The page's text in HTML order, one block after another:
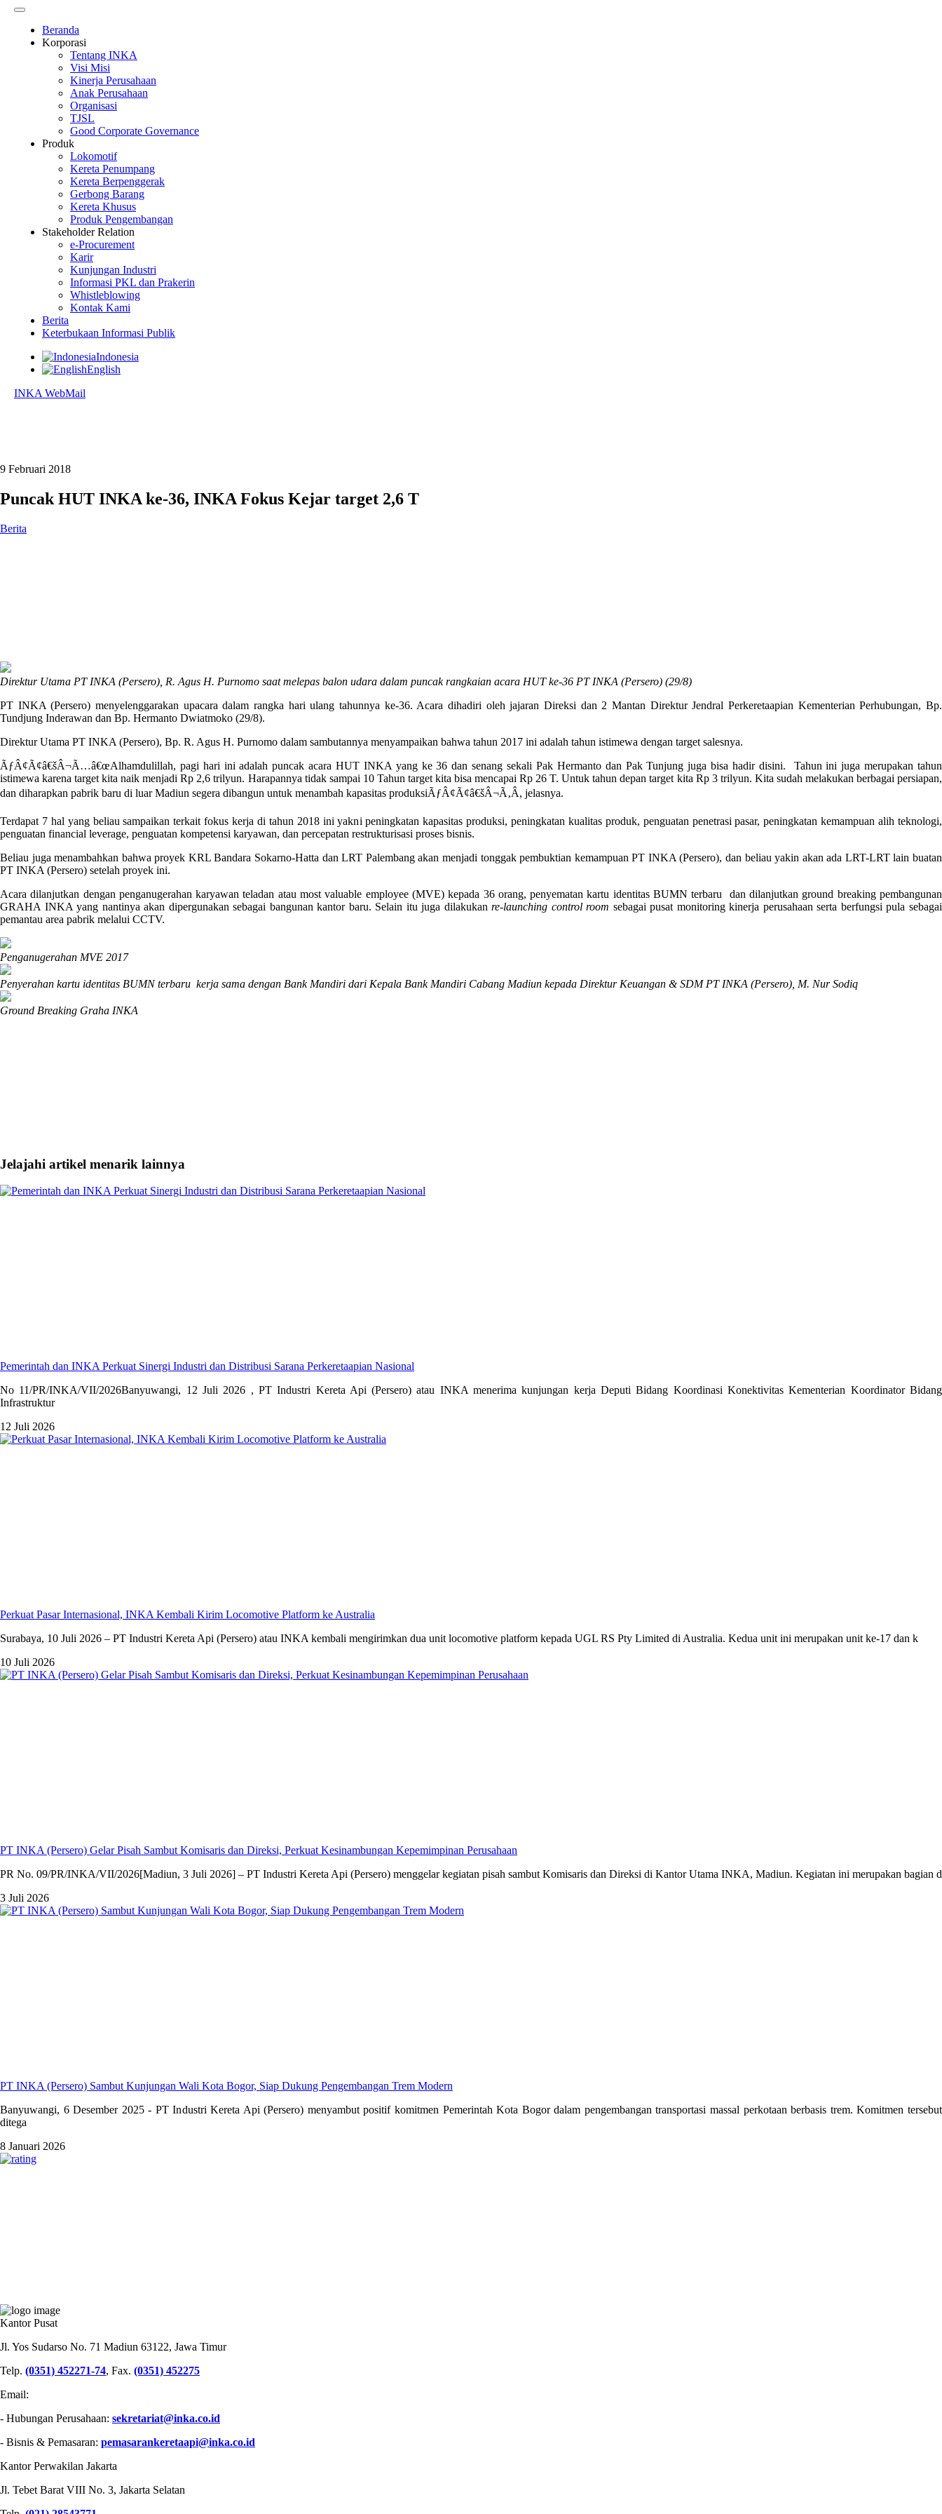
Beranda
Korporasi
Tentang INKA
Visi Misi
Kinerja Perusahaan
Anak Perusahaan
Organisasi
TJSL
Good Corporate Governance
Produk
Lokomotif
Kereta Penumpang
Kereta Berpenggerak
Gerbong Barang
Kereta Khusus
Produk Pengembangan
Stakeholder Relation
e-Procurement
Karir
Kunjungan Industri
Informasi PKL dan Prakerin
Whistleblowing
Kontak Kami
Berita
Keterbukaan Informasi Publik
Indonesia
English
INKA WebMail
9 Februari 2018
Puncak HUT INKA ke-36, INKA Fokus Kejar target 2,6 T
Berita
Direktur Utama PT INKA (Persero), R. Agus H. Purnomo saat melepas balon udara dalam puncak rangkaian acara HUT ke-36 PT INKA (Persero) (29/8)
PT INKA (Persero) menyelenggarakan upacara dalam rangka hari ulang tahunnya ke-36. Acara dihadiri oleh jajaran Direksi dan 2 Mantan Direktur Jendral Perkeretaapian Kementerian Perhubungan, Bp.
Tundjung Inderawan dan Bp. Hermanto Dwiatmoko (29/8).
Direktur Utama PT INKA (Persero), Bp. R. Agus H. Purnomo dalam sambutannya menyampaikan bahwa tahun 2017 ini adalah tahun istimewa dengan target salesnya.
ÃƒÂ¢Ã¢â€šÂ¬Ã…â€œAlhamdulillah, pagi hari ini adalah puncak acara HUT INKA yang ke 36 dan senang sekali Pak Hermanto dan Pak Tunjung juga bisa hadir disini. Tahun ini juga merupakan tahun
istimewa karena target kita naik menjadi Rp 2,6 trilyun. Harapannya tidak sampai 10 Tahun target kita bisa mencapai Rp 26 T. Untuk tahun depan target kita Rp 3 trilyun. Kita sudah melakukan berbagai persiapan,
dan diharapkan pabrik baru di luar Madiun segera dibangun untuk menambah kapasitas produksiÃƒÂ¢Ã¢â€šÂ¬Ã‚Â, jelasnya.
Terdapat 7 hal yang beliau sampaikan terkait fokus kerja di tahun 2018 ini yakni peningkatan kapasitas produksi, peningkatan kualitas produk, penguatan penetrasi pasar, peningkatan kemampuan alih teknologi,
penguatan financial leverage, penguatan kompetensi karyawan, dan percepatan restrukturisasi proses bisnis.
Beliau juga menambahkan bahwa proyek KRL Bandara Sokarno-Hatta dan LRT Palembang akan menjadi tonggak pembuktian kemampuan PT INKA (Persero), dan beliau yakin akan ada LRT-LRT lain buatan
PT INKA (Persero) setelah proyek ini.
Acara dilanjutkan dengan penganugerahan karyawan teladan atau most valuable employee (MVE) kepada 36 orang, penyematan kartu identitas BUMN terbaru dan dilanjutkan ground breaking pembangunan
GRAHA INKA yang nantinya akan dipergunakan sebagai bangunan kantor baru. Selain itu juga dilakukanre-launching control room sebagai pusat monitoring kinerja perusahaan serta berfungsi pula sebagai
pemantau area pabrik melalui CCTV.
Penganugerahan MVE 2017
Penyerahan kartu identitas BUMN terbaru kerja sama dengan Bank Mandiri dari Kepala Bank Mandiri Cabang Madiun kepada Direktur Keuangan & SDM PT INKA (Persero), M. Nur Sodiq
Ground Breaking Graha INKA
Jelajahi artikel menarik lainnya
Pemerintah dan INKA Perkuat Sinergi Industri dan Distribusi Sarana Perkeretaapian Nasional
No 11/PR/INKA/VII/2026Banyuwangi, 12 Juli 2026 , PT Industri Kereta Api (Persero) atau INKA menerima kunjungan kerja Deputi Bidang Koordinasi Konektivitas Kementerian Koordinator Bidang
Infrastruktur
12 Juli 2026
Perkuat Pasar Internasional, INKA Kembali Kirim Locomotive Platform ke Australia
Surabaya, 10 Juli 2026 – PT Industri Kereta Api (Persero) atau INKA kembali mengirimkan dua unit locomotive platform kepada UGL RS Pty Limited di Australia. Kedua unit ini merupakan unit ke-17 dan k
10 Juli 2026
PT INKA (Persero) Gelar Pisah Sambut Komisaris dan Direksi, Perkuat Kesinambungan Kepemimpinan Perusahaan
PR No. 09/PR/INKA/VII/2026[Madiun, 3 Juli 2026] – PT Industri Kereta Api (Persero) menggelar kegiatan pisah sambut Komisaris dan Direksi di Kantor Utama INKA, Madiun. Kegiatan ini merupakan bagian d
3 Juli 2026
PT INKA (Persero) Sambut Kunjungan Wali Kota Bogor, Siap Dukung Pengembangan Trem Modern
Banyuwangi, 6 Desember 2025 - PT Industri Kereta Api (Persero) menyambut positif komitmen Pemerintah Kota Bogor dalam pengembangan transportasi massal perkotaan berbasis trem. Komitmen tersebut
ditega
8 Januari 2026
Kantor Pusat
Jl. Yos Sudarso No. 71 Madiun 63122, Jawa Timur
Telp. (0351) 452271-74, Fax. (0351) 452275
Email:
- Hubungan Perusahaan: sekretariat@inka.co.id
- Bisnis & Pemasaran: pemasarankeretaapi@inka.co.id
Kantor Perwakilan Jakarta
Jl. Tebet Barat VIII No. 3, Jakarta Selatan